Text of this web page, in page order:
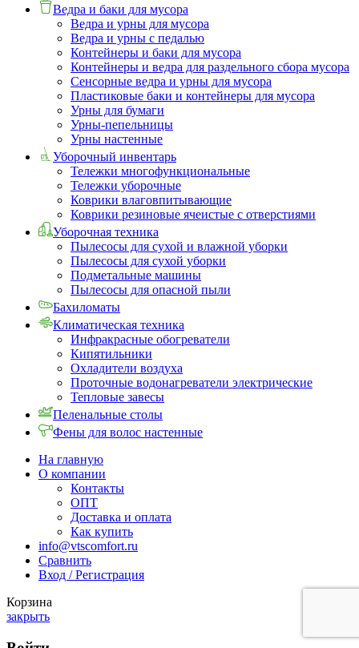
Ведра и баки для мусора
Ведра и урны для мусора
Ведра и урны с педалью
Контейнеры и баки для мусора
Контейнеры и ведра для раздельного сбора мусора
Сенсорные ведра и урны для мусора
Пластиковые баки и контейнеры для мусора
Урны для бумаги
Урны-пепельницы
Урны настенные
Уборочный инвентарь
Тележки многофункциональные
Тележки уборочные
Коврики влаговпитывающие
Коврики резиновые ячеистые с отверстиями
Уборочная техника
Пылесосы для сухой и влажной уборки
Пылесосы для сухой уборки
Подметальные машины
Пылесосы для опасной пыли
Бахиломаты
Климатическая техника
Инфракрасные обогреватели
Кипятильники
Охладители воздуха
Проточные водонагреватели электрические
Тепловые завесы
Пеленальные столы
Фены для волос настенные
На главную
О компании
Контакты
ОПТ
Доставка и оплата
Как купить
info@vtscomfort.ru
Сравнить
Вход / Регистрация
Корзина
закрыть